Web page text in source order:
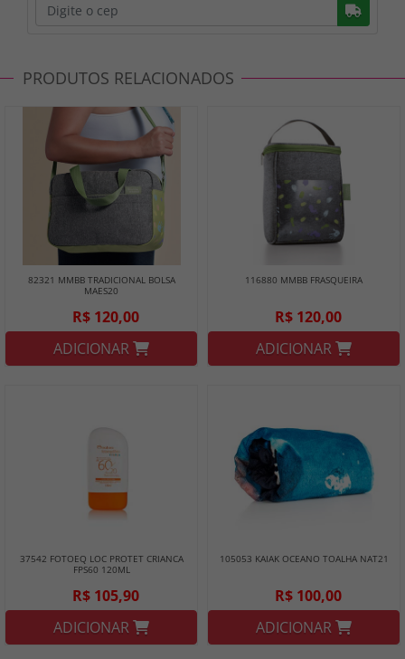
PRODUTOS RELACIONADOS
82321 MMBB TRADICIONAL BOLSA
MAES20
R$ 120,00
ADICIONAR
116880 MMBB FRASQUEIRA
R$ 120,00
ADICIONAR
37542 FOTOEQ LOC PROTET CRIANCA
FPS60 120ML
R$ 105,90
ADICIONAR
105053 KAIAK OCEANO TOALHA NAT21
R$ 100,00
ADICIONAR